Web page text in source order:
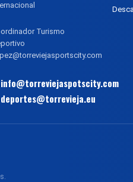
Turismo
info@torreviejaspotscity.com
deportes@torrevieja.eu